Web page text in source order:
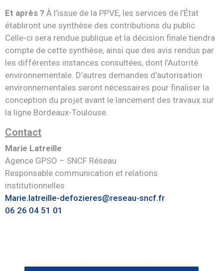
Et après ? À l’issue de la PPVE, les services de l’État
établiront une synthèse des contributions du public.
Celle-ci sera rendue publique et la décision finale tiendra
compte de cette synthèse, ainsi que des avis rendus par
les différentes instances consultées, dont l’Autorité
environnementale. D’autres demandes d’autorisation
environnementales seront nécessaires pour finaliser la
conception du projet avant le lancement des travaux sur
la ligne Bordeaux-Toulouse.
Contact
Marie Latreille
Agence GPSO – SNCF Réseau
Responsable communication et relations
institutionnelles
Marie.latreille-defozieres@reseau-sncf.fr
06 26 04 51 01